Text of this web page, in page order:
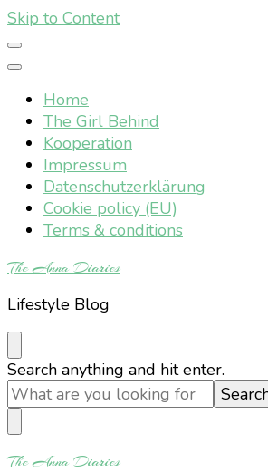
Skip to Content
Home
The Girl Behind
Kooperation
Impressum
Datenschutzerklärung
Cookie policy (EU)
Terms & conditions
The Anna Diaries
Lifestyle Blog
Looking
for
Something?
Search anything and hit enter.
The Anna Diaries